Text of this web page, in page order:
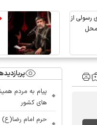
رسولی از
پیام به مردم
های کشور
حرم امام